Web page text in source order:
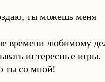
ты можешь меня
времени любимому
интересные игры.
ты со мной!